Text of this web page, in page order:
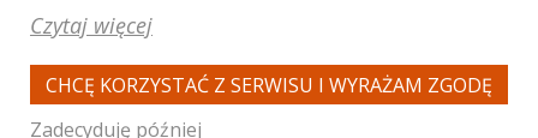
5000 zł
Poleceń: 227
Jesteśmy małżeństwem, które od 15 lat
tworzy niezapomniane historie miłosne
Czytaj więcej
CHCĘ KORZYSTAĆ Z SERWISU I WYRAŻAM ZGODĘ
Zadecyduję później